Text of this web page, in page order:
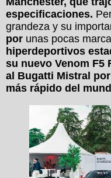
especificaciones.
grandeza y su
por unas pocas
hiperdeportivos
su nuevo Venom F5
al Bugatti Mistral
más rápido del